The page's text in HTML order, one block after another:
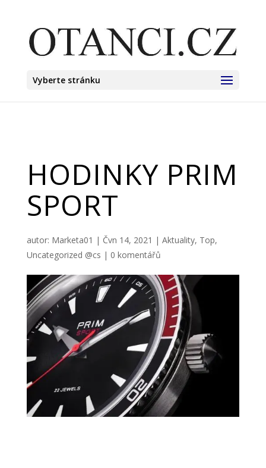
Vyberte stránku
HODINKY PRIM
SPORT
autor: Marketa01 | Čvn 14, 2021 | Aktuality, Top,
Uncategorized @cs | 0 komentářů